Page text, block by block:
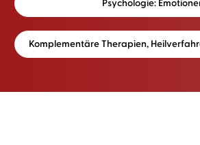
Psychologie:
Komplementäre Therapien,